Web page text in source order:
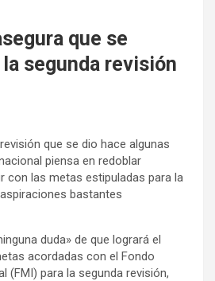
que se
segunda revisión
que se dio hace algunas
piensa en redoblar
con las metas estipuladas para la
bastantes
duda» de que logrará el
acordadas con el Fondo
(FMI) para la segunda revisión,